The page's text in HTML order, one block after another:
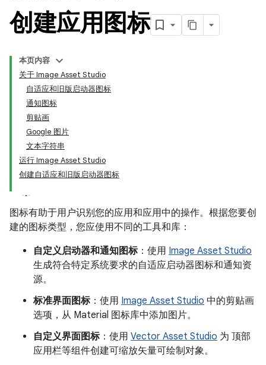
创建应用图标
本页内容
关于 Image Asset Studio
自适应和旧版启动器图标
通知图标
剪贴画
Google 图片
文本字符串
运行 Image Asset Studio
创建自适应和旧版启动器图标
图标有助于用户识别您的应用和应用中的操作。根据您要创
建的图标类型，您应使用不同的工具和库：
自定义启动器和通知图标：使用 Image Asset Studio
生成符合特定系统要求的自适应启动器图标和通知资
源。
标准界面图标：使用 Image Asset Studio 中的剪贴画
选项，从 Material 图标库中添加图片。
自定义界面图标：使用 Vector Asset Studio 为 顶部
应用栏等组件创建可缩放矢量可绘制对象。